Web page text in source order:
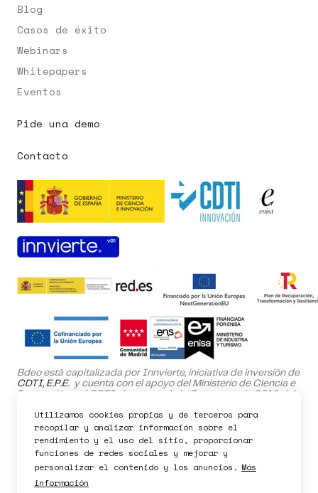
Pedir demo
Blog
Casos de éxito
Webinars
Whitepapers
Eventos
Pide una demo
Contacto
Bdeo está capitalizada por Innvierte, iniciativa de inversión de
CDTI, E.P.E. y cuenta con el apoyo del Ministerio de Ciencia e
Innovación y el CDTI al amparo de la Convocatoria 2019 del
El proyecto SafeHome ha sido cofinanciado por el Fondo
Europeo de Desarrollo Regional (FEDER) dentro del Programa
Operativo de la Comunidad de Madrid 2021-2027.
Utilizamos cookies propias y de terceros para
recopilar y analizar información sobre el
rendimiento y el uso del sitio, proporcionar
funciones de redes sociales y mejorar y
personalizar el contenido y los anuncios. Más
información